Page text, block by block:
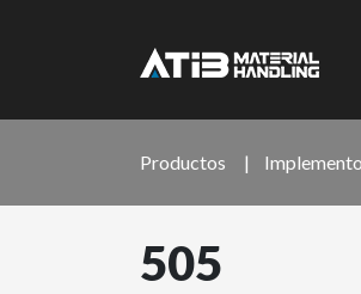
Productos |
505